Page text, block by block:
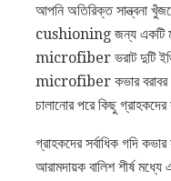
আপনি অতিরিক্ত সান্ত্বনা
cushioning জন্য একটি
microfiber ভরাট দুটি
microfiber কভার বরাবর।
চালানোর পরে কিছু
গ্রাহকদের সর্বাধিক গদি
আরামদায়ক বালিশ শীর্ষ